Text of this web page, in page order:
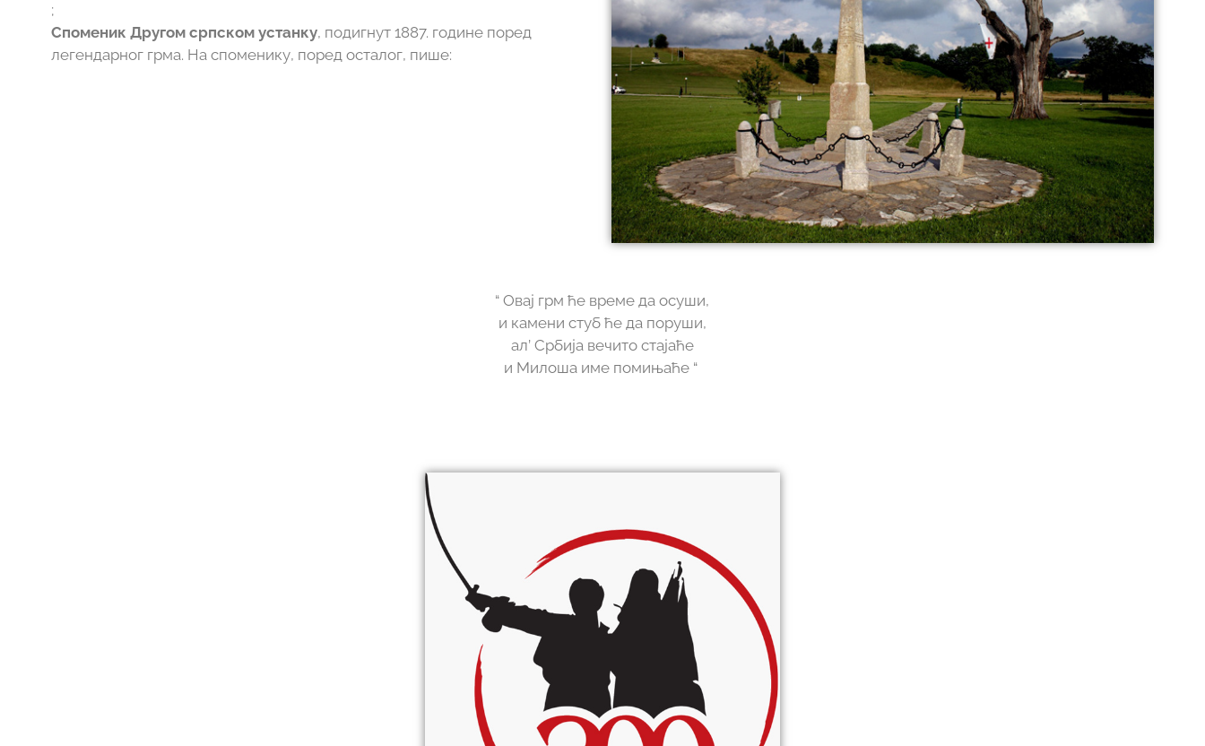
;
Споменик Другом српском устанку, подигнут 1887. године поред
легендарног грма. На споменику, поред осталог, пише:
“ Овај грм ће време да осуши,
и камени стуб ће да поруши,
ал’ Србија вечито стајаће
и Милоша име помињаће “